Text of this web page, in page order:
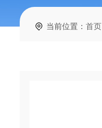
当前位置：首页